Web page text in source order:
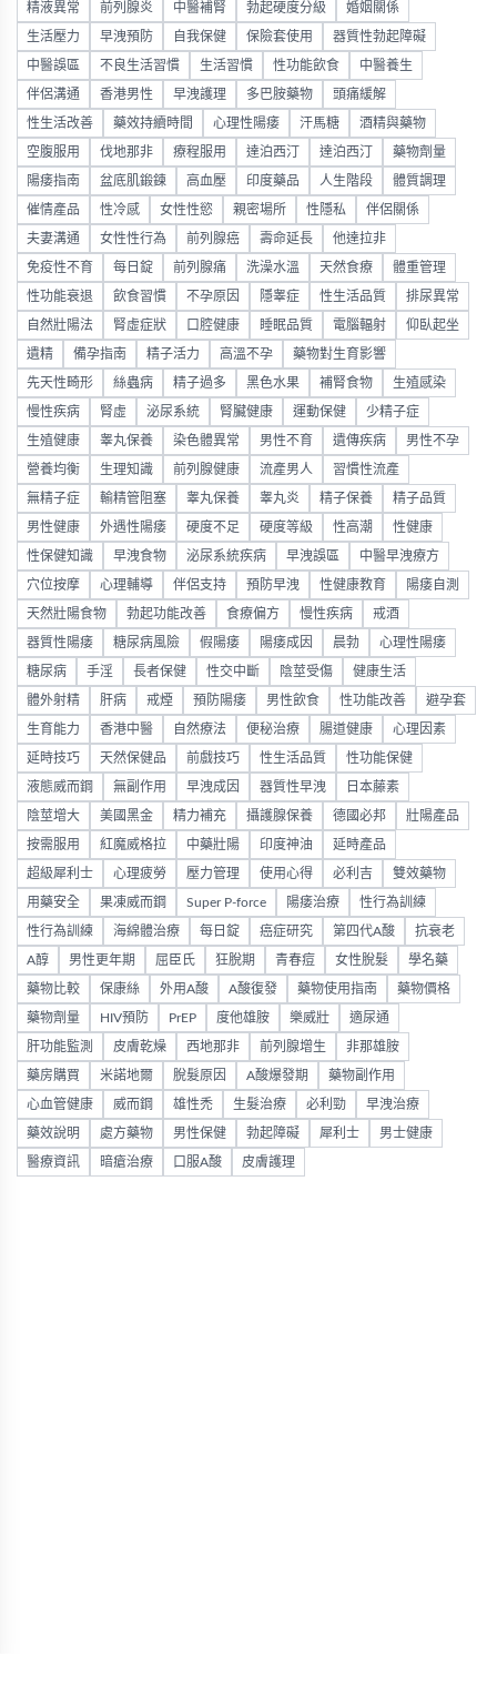
精液異常 前列腺炎 中醫補腎 勃起硬度分級 婚姻關係
生活壓力 早洩預防 自我保健 保險套使用 器質性勃起障礙
中醫誤區 不良生活習慣 生活習慣 性功能飲食 中醫養生
伴侶溝通 香港男性 早洩護理 多巴胺藥物 頭痛緩解
性生活改善 藥效持續時間 心理性陽痿 汗馬糖 酒精與藥物
空腹服用 伐地那非 療程服用 達泊西汀 達泊西汀 藥物劑量
陽痿指南 盆底肌鍛鍊 高血壓 印度藥品 人生階段 體質調理
催情產品 性冷感 女性性慾 親密場所 性隱私 伴侶關係
夫妻溝通 女性性行為 前列腺癌 壽命延長 他達拉非
免疫性不育 每日錠 前列腺痛 洗澡水溫 天然食療 體重管理
性功能衰退 飲食習慣 不孕原因 隱睾症 性生活品質 排尿異常
自然壯陽法 腎虛症狀 口腔健康 睡眠品質 電腦輻射 仰臥起坐
遺精 備孕指南 精子活力 高溫不孕 藥物對生育影響
先天性畸形 絲蟲病 精子過多 黑色水果 補腎食物 生殖感染
慢性疾病 腎虛 泌尿系統 腎臟健康 運動保健 少精子症
生殖健康 睾丸保養 染色體異常 男性不育 遺傳疾病 男性不孕
營養均衡 生理知識 前列腺健康 流產男人 習慣性流產
無精子症 輸精管阻塞 睾丸保養 睾丸炎 精子保養 精子品質
男性健康 外遇性陽痿 硬度不足 硬度等級 性高潮 性健康
性保健知識 早洩食物 泌尿系統疾病 早洩誤區 中醫早洩療方
穴位按摩 心理輔導 伴侶支持 預防早洩 性健康教育 陽痿自測
天然壯陽食物 勃起功能改善 食療偏方 慢性疾病 戒酒
器質性陽痿 糖尿病風險 假陽痿 陽痿成因 晨勃 心理性陽痿
糖尿病 手淫 長者保健 性交中斷 陰莖受傷 健康生活
體外射精 肝病 戒煙 預防陽痿 男性飲食 性功能改善 避孕套
生育能力 香港中醫 自然療法 便秘治療 腸道健康 心理因素
延時技巧 天然保健品 前戲技巧 性生活品質 性功能保健
液態威而鋼 無副作用 早洩成因 器質性早洩 日本藤素
陰莖增大 美國黑金 精力補充 攝護腺保養 德國必邦 壯陽產品
按需服用 紅魔威格拉 中藥壯陽 印度神油 延時產品
超級犀利士 心理疲勞 壓力管理 使用心得 必利吉 雙效藥物
用藥安全 果凍威而鋼 Super P-force 陽痿治療 性行為訓練
性行為訓練 海綿體治療 每日錠 癌症研究 第四代A酸 抗衰老
A醇 男性更年期 屈臣氏 狂脫期 青春痘 女性脫髮 學名藥
藥物比較 保康絲 外用A酸 A酸復發 藥物使用指南 藥物價格
藥物劑量 HIV預防 PrEP 度他雄胺 樂威壯 適尿通
肝功能監測 皮膚乾燥 西地那非 前列腺增生 非那雄胺
藥房購買 米諾地爾 脫髮原因 A酸爆發期 藥物副作用
心血管健康 威而鋼 雄性禿 生髮治療 必利勁 早洩治療
藥效說明 處方藥物 男性保健 勃起障礙 犀利士 男士健康
醫療資訊 暗瘡治療 口服A酸 皮膚護理